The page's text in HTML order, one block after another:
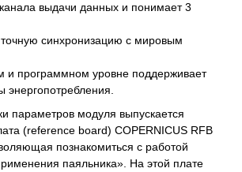
выдачи данных и понимает 3
точную синхронизацию с мировым
и программном уровне поддерживает
энергопотребления.
параметров модуля выпускается
(reference board) COPERNICUS RFB
познакомиться с работой
паяльника». На этой плате